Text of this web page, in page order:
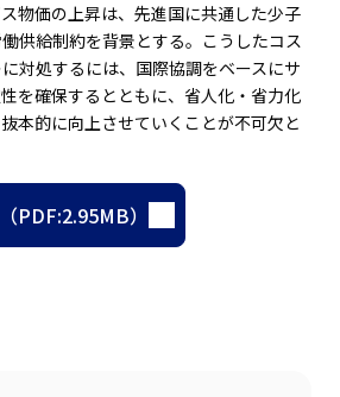
物価の上昇は、先進国に共通した少子
供給制約を背景とする。こうしたコス
対処するには、国際協調をベースにサ
を確保するとともに、省人化・省力化
本的に向上させていくことが不可欠と
PDF:2.95MB）